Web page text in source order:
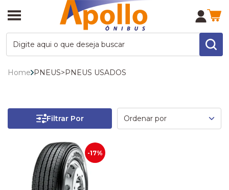
Home PNEUS>PNEUS USADOS
Filtrar Por
-17%